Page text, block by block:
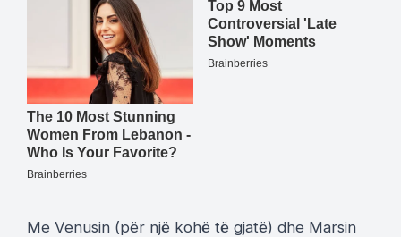
Me Venusin (për një kohë të gjatë) dhe Marsin